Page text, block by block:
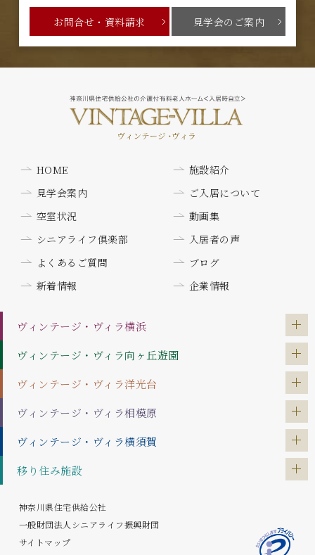
お問合せ・資料請求 見学会のご案内
HOME
施設紹介
見学会案内
ご入居について
空室状況
動画集
シニアライフ倶楽部
入居者の声
よくあるご質問
ブログ
新着情報
企業情報
ヴィンテージ・ヴィラ横浜
ヴィンテージ・ヴィラ向ヶ丘遊園
ヴィンテージ・ヴィラ洋光台
ヴィンテージ・ヴィラ相模原
ヴィンテージ・ヴィラ横須賀
移り住み施設
神奈川県住宅供給公社
一般財団法人シニアライフ振興財団
サイトマップ